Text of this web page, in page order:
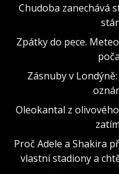
Chudoba zanechává
Zpátky do pece.
Zásnuby v
Oleokantal z
Proč Adele a Shakira
vlastní stadiony a